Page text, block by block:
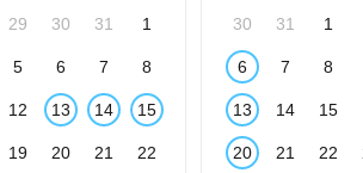
29 30 31 1
5 6 7 8
12 13 14 15
19 20 21 22
30 31 1
6 7 8
13 14 15
20 21 22